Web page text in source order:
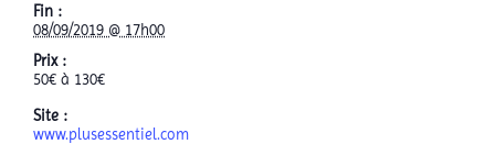
Fin :
08/09/2019 @ 17h00
Prix :
50€ à 130€
Site :
www.plusessentiel.com